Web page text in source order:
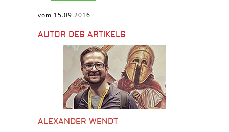
vom 15.09.2016
AUTOR DES ARTIKELS
ALEXANDER WENDT